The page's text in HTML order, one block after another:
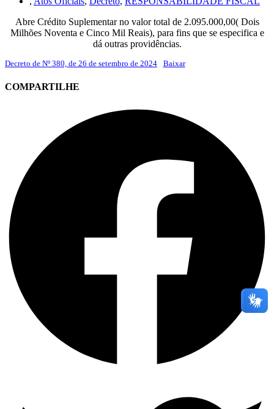
Abre Crédito Suplementar no valor total de 2.095.000,00( Dois
Milhões Noventa e Cinco Mil Reais), para fins que se especifica e
dá outras providências.
Decreto de Nº 380, de 26 de setembro de 2024 Baixar
COMPARTILHE